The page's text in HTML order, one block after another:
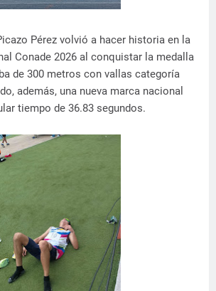
Pérez volvió a hacer historia en la
Conade 2026 al conquistar la medalla
de 300 metros con vallas categoría
además, una nueva marca nacional
tiempo de 36.83 segundos.